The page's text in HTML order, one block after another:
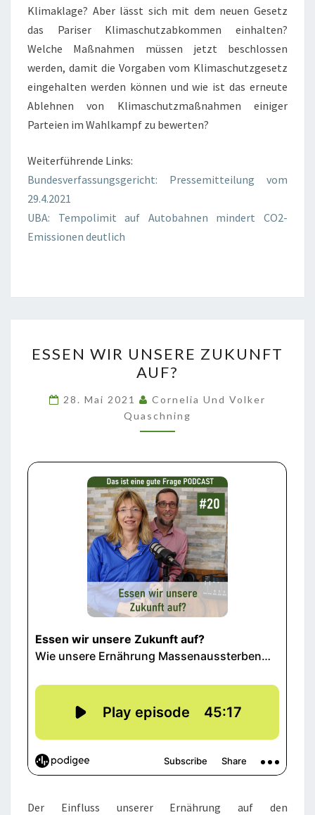
Klimaklage? Aber lässt sich mit dem neuen Gesetz
das Pariser Klimaschutzabkommen einhalten?
Welche Maßnahmen müssen jetzt beschlossen
werden, damit die Vorgaben vom Klimaschutzgesetz
eingehalten werden können und wie ist das erneute
Ablehnen von Klimaschutzmaßnahmen einiger
Parteien im Wahlkampf zu bewerten?
Weiterführende Links:
Bundesverfassungsgericht: Pressemitteilung vom
29.4.2021
UBA: Tempolimit auf Autobahnen mindert CO2-
Emissionen deutlich
WIR
UNSERE
ZUKUNFT
AUF?
ESSEN WIR UNSERE ZUKUNFT
AUF?
28. Mai 2021
Cornelia Und Volker
Quaschning
Der Einfluss unserer Ernährung auf den